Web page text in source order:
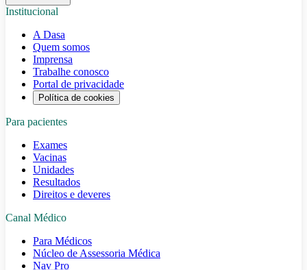
Institucional
A Dasa
Quem somos
Imprensa
Trabalhe conosco
Portal de privacidade
Política de cookies
Para pacientes
Exames
Vacinas
Unidades
Resultados
Direitos e deveres
Canal Médico
Para Médicos
Núcleo de Assessoria Médica
Nav Pro